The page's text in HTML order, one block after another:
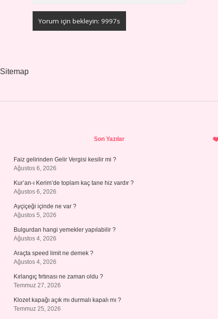
Sitemap
Son Yazılar
Faiz gelirinden Gelir Vergisi kesilir mi ?
Ağustos 6, 2026
Kur’an-ı Kerim’de toplam kaç tane hiz vardır ?
Ağustos 6, 2026
Ayçiçeği içinde ne var ?
Ağustos 5, 2026
Bulgurdan hangi yemekler yapılabilir ?
Ağustos 4, 2026
Araçta speed limit ne demek ?
Ağustos 4, 2026
Kırlangıç fırtınası ne zaman oldu ?
Temmuz 27, 2026
Klozet kapağı açık mı durmalı kapalı mı ?
Temmuz 25, 2026